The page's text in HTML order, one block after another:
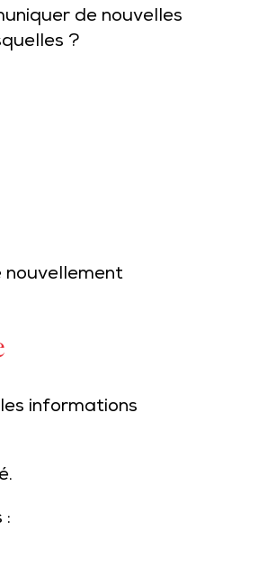
de nouvelles
?
nouvellement
informations
: